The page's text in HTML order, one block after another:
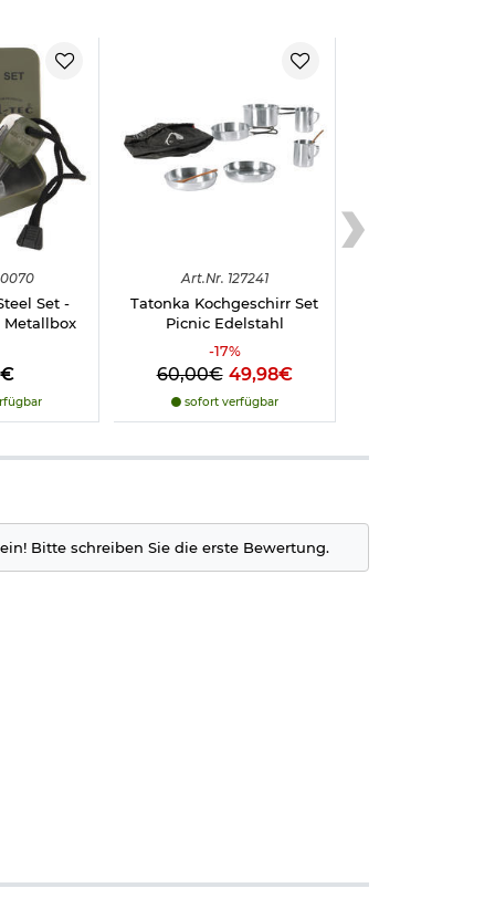
Set -
Art.Nr. 127241
Tatonka Kochgeschirr Set
Picnic Edelstahl
-17%
60,00€ 49,98€
sofort verfügbar
Bitte schreiben Sie die erste Bewertung.